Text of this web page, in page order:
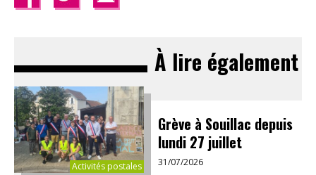
À lire également
Activités postales
Grève à Souillac depuis
lundi 27 juillet
31/07/2026